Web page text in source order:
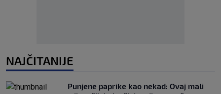
NAJČITANIJE
Punjene paprike kao nekad: Ovaj mali